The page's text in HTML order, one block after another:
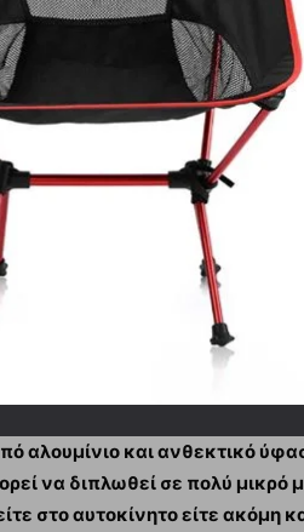
αλουμίνιο και ανθεκτικό
να διπλωθεί σε πολύ μικρό
στο αυτοκίνητο είτε ακόμη